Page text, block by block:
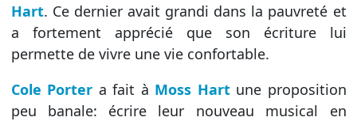
Hart. Ce dernier avait grandi dans la pauvreté et
a fortement apprécié que son écriture lui
permette de vivre une vie confortable.
Cole Porter a fait à Moss Hartune proposition
peu banale: écrire leur nouveau musical en